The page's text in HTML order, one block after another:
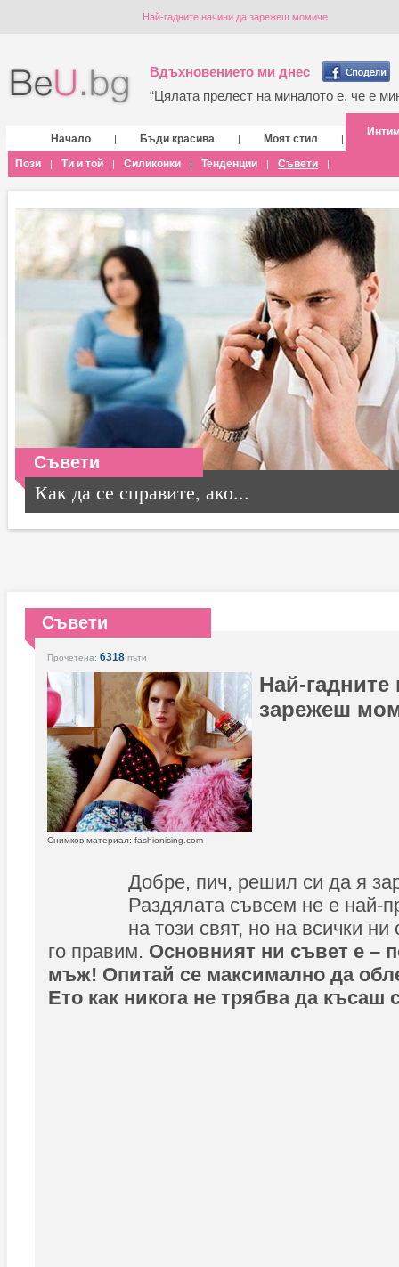
Най-гадните начини да зарежеш момиче
Вдъхновението ми днес
“Цялата прелест на миналото е, че е
Начало | Бъди красива | Моят стил |
Пози | Ти и той | Силиконки | Тенденции | Съвети |
Съвети
Как да се справите, ако...
Съвети
Прочетена: 6318 пъти
Най-гадните
зарежеш
Снимков материал: fashionising.com
Добре, пич, решил си да я
Раздялата съвсем не е най-
на този свят, но на всички
го правим. Основният ни съвет е –
мъж! Опитай се максимално да
Ето как никога не трябва да късаш